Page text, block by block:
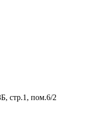
стр.1, пом.6/2